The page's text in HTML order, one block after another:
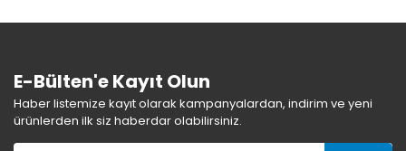
E-Bülten'e Kayıt Olun
Haber listemize kayıt olarak kampanyalardan, indirim ve yeni
ürünlerden ilk siz haberdar olabilirsiniz.